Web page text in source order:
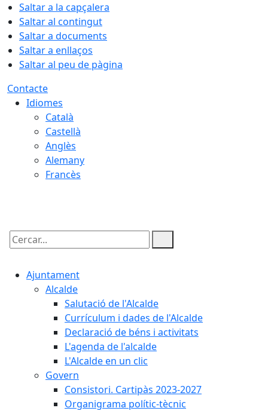
Saltar a la capçalera
Saltar al contingut
Saltar a documents
Saltar a enllaços
Saltar al peu de pàgina
Contacte
Idiomes
Català
Castellà
Anglès
Alemany
Francès
Cercar:
Ajuntament
Alcalde
Salutació de l'Alcalde
Currículum i dades de l'Alcalde
Declaració de béns i activitats
L'agenda de l'alcalde
L'Alcalde en un clic
Govern
Consistori. Cartipàs 2023-2027
Organigrama polític-tècnic